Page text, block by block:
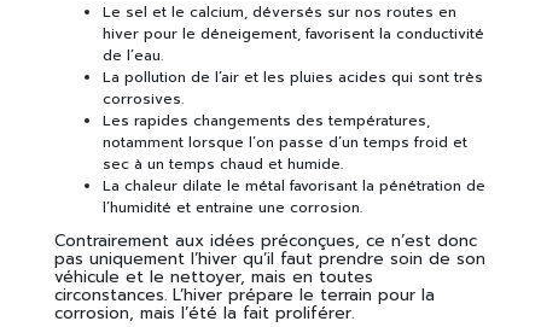
Le sel et le calcium, déversés sur nos routes en
hiver pour le déneigement, favorisent la conductivité
de l’eau.
La pollution de l’air et les pluies acides qui sont très
corrosives.
Les rapides changements des températures,
notamment lorsque l’on passe d’un temps froid et
sec à un temps chaud et humide.
La chaleur dilate le métal favorisant la pénétration de
l’humidité et entraine une corrosion.
Contrairement aux idées préconçues, ce n’est donc
pas uniquement l’hiver qu’il faut prendre soin de son
véhicule et le nettoyer, mais en toutes
circonstances. L’hiver prépare le terrain pour la
corrosion, mais l’été la fait proliférer.